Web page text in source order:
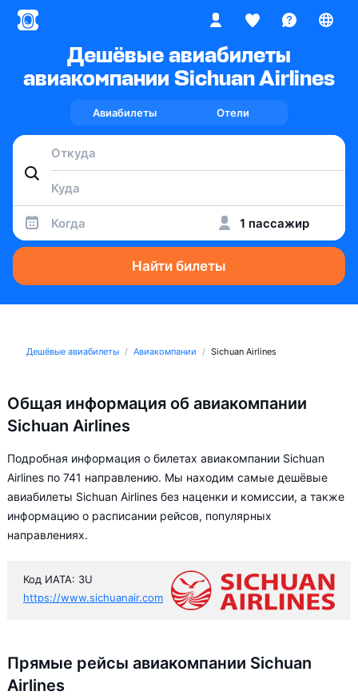
Дешёвые авиабилеты
авиакомпании Sichuan Airlines
Авиабилеты Отели
Когда 1 пассажир
Найти билеты
Дешёвые авиабилеты Авиакомпании Sichuan Airlines
Общая информация об авиакомпании
Sichuan Airlines
Подробная информация о билетах авиакомпании Sichuan
Airlines по 741 направлению. Мы находим самые дешёвые
авиабилеты Sichuan Airlines без наценки и комиссии, а также
информацию о расписании рейсов, популярных
направлениях.
Код ИАТА: 3U
https://www.sichuanair.com
Прямые рейсы авиакомпании Sichuan
Airlines